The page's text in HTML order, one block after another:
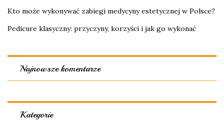
Kto może wykonywać zabiegi medycyny estetycznej w Polsce?
Pedicure klasyczny: przyczyny, korzyści i jak go wykonać
Najnowsze komentarze
Kategorie